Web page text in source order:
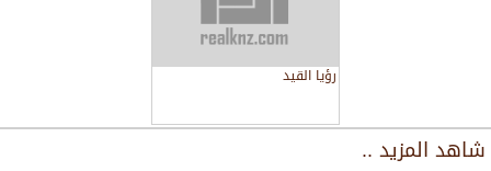
رؤيا القيد
شاهد المزيد ..